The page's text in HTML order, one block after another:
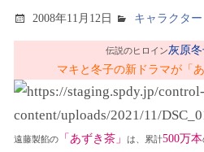
2008年11月12日 キャラクター
伝説のヒロイン灰原
マキと冬子の新ドラマが「
遠藤製餡の 「あずき茶」 は、累計500万本